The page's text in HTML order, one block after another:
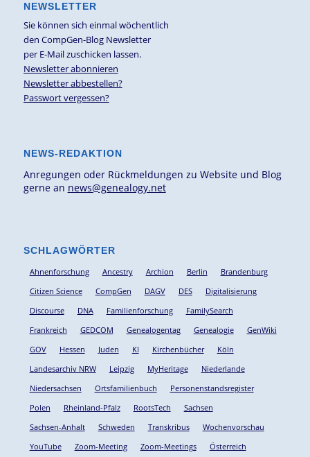
NEWSLETTER
Sie können sich einmal wöchentlich
den CompGen-Blog Newsletter
per E-Mail zuschicken lassen.
Newsletter abonnieren
Newsletter abbestellen?
Passwort vergessen?
NEWS-REDAKTION
Anregungen oder Rückmeldungen zu Website und Blog
gerne an news@genealogy.net
SCHLAGWÖRTER
Ahnenforschung Ancestry Archion Berlin
Brandenburg
Citizen Science
CompGen DAGV DES
Digitalisierung
Discourse
DNA Familienforschung
FamilySearch
Frankreich
GEDCOM Genealogentag Genealogie
GenWiki
GOV
Hessen Juden KI Kirchenbücher
Köln
Landesarchiv NRW
Leipzig MyHeritage
Niederlande
Niedersachsen
Ortsfamilienbuch
Personenstandsregister
Polen
Rheinland-Pfalz RootsTech
Sachsen
Sachsen-Anhalt
Schweden Transkribus
Wochenvorschau
YouTube
Zoom-Meeting Zoom-Meetings
Österreich